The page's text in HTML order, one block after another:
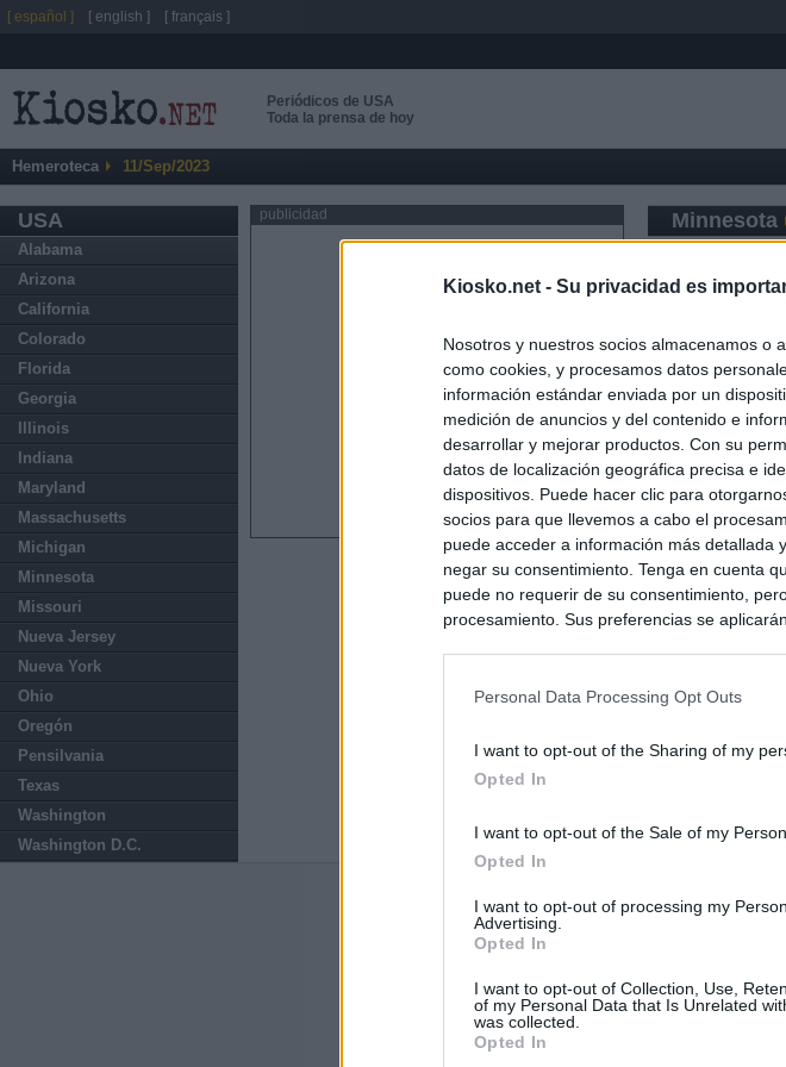
Kiosko.net - Su privacidad es
Nosotros y nuestros socios almacenamos o
como cookies, y procesamos datos
información estándar enviada por un
medición de anuncios y del contenido e
desarrollar y mejorar productos. Con su
datos de localización geográfica precisa e
dispositivos. Puede hacer clic para
socios para que llevemos a cabo el
puede acceder a información más detallada
negar su consentimiento. Tenga en cuenta
puede no requerir de su consentimiento,
procesamiento. Sus preferencias se
Personal Data Processing Opt Outs
I want to opt-out of the Sharing of my
Opted In
I want to opt-out of the Sale of my
Opted In
I want to opt-out of processing my
Advertising.
Opted In
I want to opt-out of Collection, Use,
of my Personal Data that Is Unrelated
was collected.
Opted In
Periódicos de USA
Toda la prensa de hoy
Hemeroteca 11/Sep/2023
USA
Alabama
Arizona
California
Colorado
Florida
Georgia
Illinois
Indiana
Maryland
Massachusetts
Michigan
Minnesota
Missouri
Nueva Jersey
Nueva York
Ohio
Oregón
Pensilvania
Texas
Washington
Washington D.C.
publicidad Minnesota
Últimas noticias
El Gobierno de Ayuso no puede destinar
Ayuso contra Ayuso: cómo ha cambiado su discurso
Comunidad de Madrid en una semana
[ español ] [ english ] [ français ]